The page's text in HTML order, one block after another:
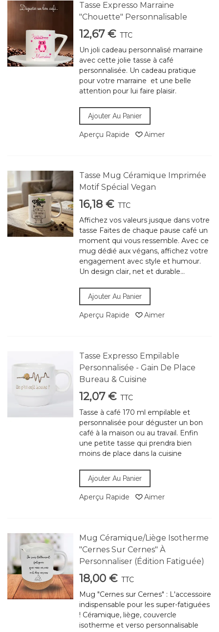
Tasse Expresso Marraine
"Chouette" Personnalisable
12,67 € TTC
Un joli cadeau personnalisé marraine
avec cette jolie tasse à café
personnalisée. Un cadeau pratique
pour votre marraine et une belle
attention pour lui faire plaisir.
Ajouter Au Panier
Aperçu Rapide Aimer
Tasse Mug Céramique Imprimée
Motif Spécial Vegan
16,18 € TTC
Affichez vos valeurs jusque dans votre
tasse Faites de chaque pause café un
moment qui vous ressemble. Avec ce
mug dédié aux végans, affichez votre
engagement avec style et humour.
Un design clair, net et durable...
Ajouter Au Panier
Aperçu Rapide Aimer
Tasse Expresso Empilable
Personnalisée - Gain De Place
Bureau & Cuisine
12,07 € TTC
Tasse à café 170 ml empilable et
personnalisée pour déguster un bon
café à la maison ou au travail. Enfin
une petite tasse qui prendra bien
moins de place dans la cuisine
Ajouter Au Panier
Aperçu Rapide Aimer
Mug Céramique/Liège Isotherme
"Cernes Sur Cernes" À
Personnaliser (Édition Fatiguée)
18,00 € TTC
Mug "Cernes sur Cernes" : L'accessoire
indispensable pour les super-fatiguées
! Céramique, liège, couvercle
isotherme et verso personnalisable